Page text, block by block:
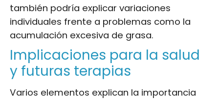
también podría explicar variaciones
individuales frente a problemas como la
acumulación excesiva de grasa.
Implicaciones para la salud
y futuras terapias
Varios elementos explican la importancia